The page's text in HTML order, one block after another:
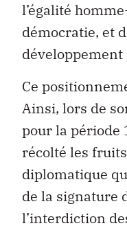
l’égalité
démocratie, et
Ce
Ainsi, lors de
pour la période
récolté les
diplomatique
de la signature
l’interdiction